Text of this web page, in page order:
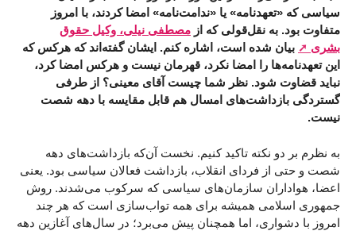
سیاسی که «تعهدنامه» یا «ندامت‌نامه» امضا کردند، با امروز
متفاوت بود. به نقل‌قولی که از مصطفی نیلی، وکیل حقوق
بشری
بیان شده است، اشاره کنم. ایشان گفته‌اند که هرکس که
این تعهدنامه‌ها را امضا نکرد، قهرمان نیست و هرکس امضا کرد،
نباید قضاوت شود. نظر شما چیست آقای معینی؟ از طرفی
گستردگی بازداشت‌های امسال هم قابل مقایسه با دهه شصت
نیست.
به نظرم بر دو نکته تاکید کنیم. نخست آن‌که بازداشت‌های دهه
شصت و حتی از فردای انقلاب، بازداشت فعالان سیاسی بود. یعنی
اعضا، هواداران سازمان‌های سیاسی که سرکوب می‌شدند. روش
جمهوری اسلامی همیشه برای همه تواب‌سازی است که هر چند
امروز با دشواری، اما همچنان پیش می‌برد؛ در سال‌های آغازین دهه